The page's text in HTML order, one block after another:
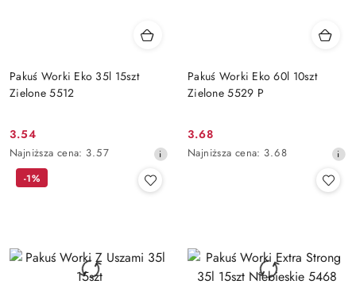
Pakuś Worki Eko 35l 15szt
Zielone 5512
Cena
promocyjna:
3.54
Najniższa
cena
Najniższa cena: 3.57
Pakuś Worki Eko 60l 10szt
Zielone 5529 P
Cena
promocyjna:
3.68
Najniższa
Najniższa cena: 3.68
-1%